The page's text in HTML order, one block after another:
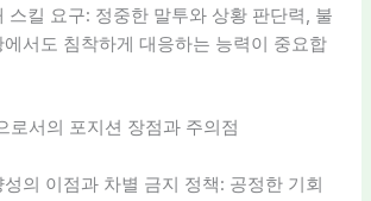
스킬 요구: 정중한 말투와 상황 판단력, 불
에서도 침착하게 대응하는 능력이 중요합
로서의 포지션 장점과 주의점
의 이점과 차별 금지 정책: 공정한 기회